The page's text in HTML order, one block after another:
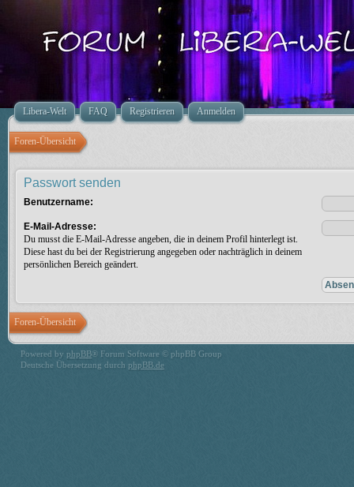
Libera-Welt FAQ Registrieren Anmelden
Foren-Übersicht
Passwort senden
Benutzername:
E-Mail-Adresse:
Du musst die E-Mail-Adresse angeben, die in deinem Profil hinterlegt ist.
Diese hast du bei der Registrierung angegeben oder nachträglich in deinem
persönlichen Bereich geändert.
Foren-Übersicht
Powered by phpBB® Forum Software © phpBB Group
Deutsche Übersetzung durch phpBB.de